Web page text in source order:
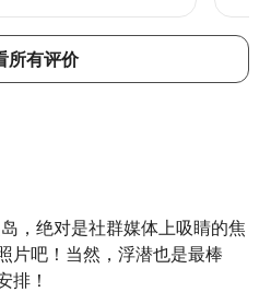
所有评价
，绝对是社群媒体上吸睛的焦
片吧！当然，浮潜也是最棒
排！